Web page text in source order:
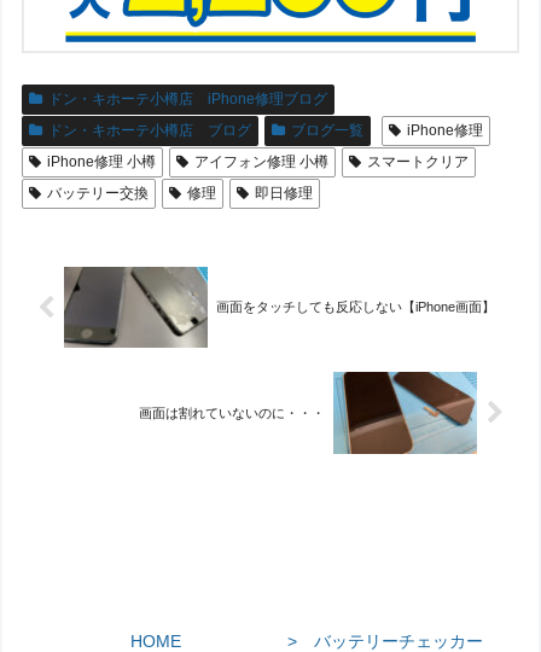
ドン・キホーテ小樽店 iPhone修理ブログ
ドン・キホーテ小樽店 ブログ
ブログ一覧
iPhone修理
iPhone修理 小樽
アイフォン修理 小樽
スマートクリア
バッテリー交換
修理 即日修理
画面をタッチしても反応しない【iPhone画面】
画面は割れていないのに・・・
HOME
> バッテリーチェッカー